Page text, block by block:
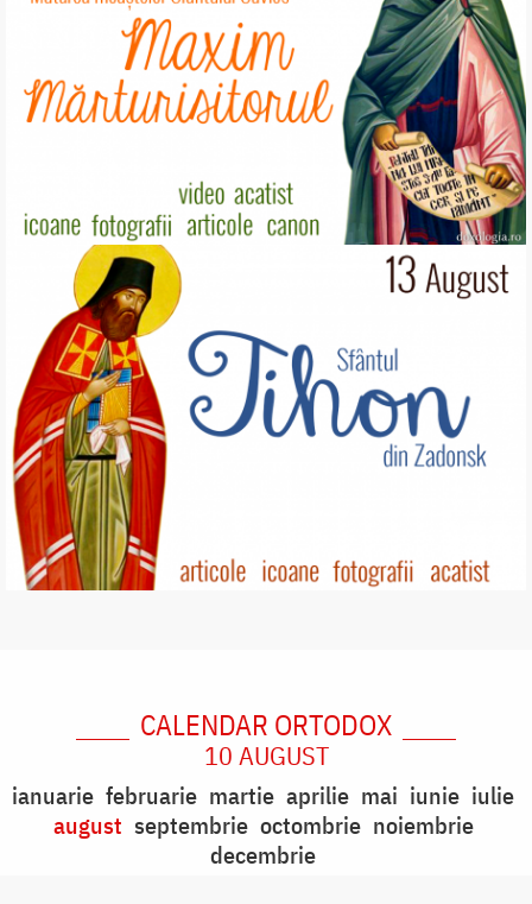
CALENDAR ORTODOX
10 AUGUST
ianuarie februarie martie aprilie mai iunie iulie
august septembrie octombrie noiembrie
decembrie